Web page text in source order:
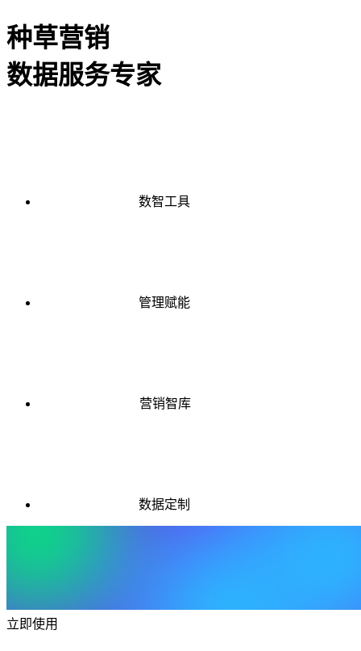
种草营销
数据服务专家
数智工具
管理赋能
营销智库
数据定制
立即使用